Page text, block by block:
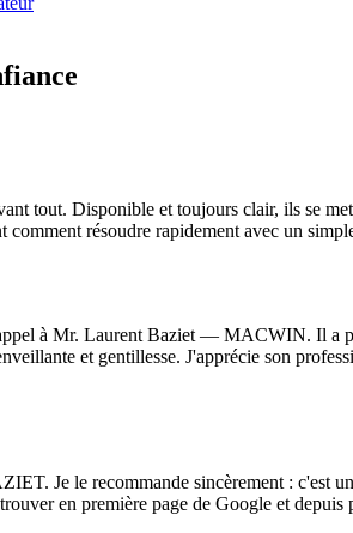
tout. Disponible et toujours clair, ils se
comment résoudre rapidement avec un
à Mr. Laurent Baziet — MACWIN. Il a
et gentillesse. J'apprécie son
Je le recommande sincèrement : c'est
en première page de Google et depuis